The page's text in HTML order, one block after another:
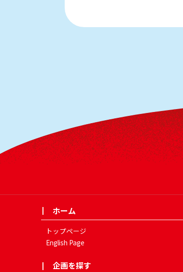
ホーム
トップページ
English Page
企画を探す